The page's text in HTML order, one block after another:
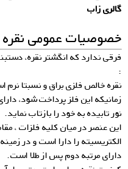
گالری زاب
خصوصیات عمومی نقره
فرقی ندارد که انگشتر نقره،
:
نقره خالص فلزی براق و نسبتا
نور تابیده به خود را بازتاب نماید.
این عنصر در میان کلیه فلزات ،
الکتریسیته را دارا است و در
دارای مرتبه دوم پس از طلا است.